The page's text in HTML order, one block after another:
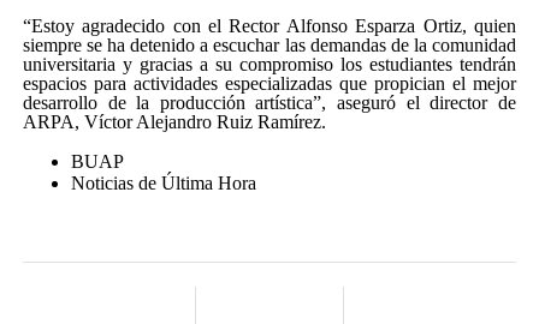
“Estoy agradecido con el Rector Alfonso Esparza Ortiz, quien
siempre se ha detenido a escuchar las demandas de la comunidad
universitaria y gracias a su compromiso los estudiantes tendrán
espacios para actividades especializadas que propician el mejor
desarrollo de la producción artística”, aseguró el director de
ARPA, Víctor Alejandro Ruiz Ramírez.
BUAP
Noticias de Última Hora